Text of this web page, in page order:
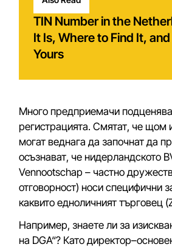
TIN Number in the
It Is, Where to Find It,
Yours
Много предприемачи
регистрацията. Смятат, че щом
могат веднага да започнат да
осъзнават, че нидерландското
Vennootschap – частно
отговорност) носи специфични
каквито едноличният търговец
Например, знаете ли за
на DGA“? Като